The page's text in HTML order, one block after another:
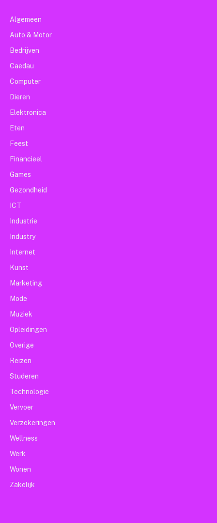
Algemeen
Auto & Motor
Bedrijven
Caedau
Computer
Dieren
Elektronica
Eten
Feest
Financieel
Games
Gezondheid
ICT
Industrie
Industry
Internet
Kunst
Marketing
Mode
Muziek
Opleidingen
Overige
Reizen
Studeren
Technologie
Vervoer
Verzekeringen
Wellness
Werk
Wonen
Zakelijk